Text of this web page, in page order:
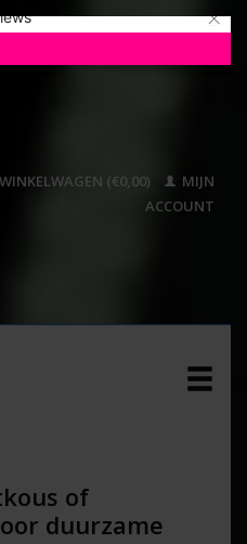
×
WINKELWAGEN (€0,00)
MIJN
ACCOUNT
of
duurzame